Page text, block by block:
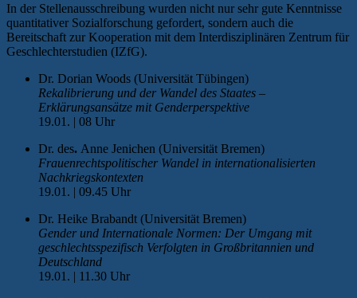
In der Stellenausschreibung wurden nicht nur sehr gute Kenntnisse
quantitativer Sozialforschung gefordert, sondern auch die
Bereitschaft zur Kooperation mit dem Interdisziplinären Zentrum für
Geschlechterstudien (IZfG).
Dr. Dorian Woods (Universität Tübingen)
Rekalibrierung und der Wandel des Staates –
Erklärungsansätze mit Genderperspektive
19.01. | 08 Uhr
Dr. des. Anne Jenichen (Universität Bremen)
Frauenrechtspolitischer Wandel in internationalisierten
Nachkriegskontexten
19.01. | 09.45 Uhr
Dr. Heike Brabandt (Universität Bremen)
Gender und Internationale Normen: Der Umgang mit
geschlechtsspezifisch Verfolgten in Großbritannien und
Deutschland
19.01. | 11.30 Uhr